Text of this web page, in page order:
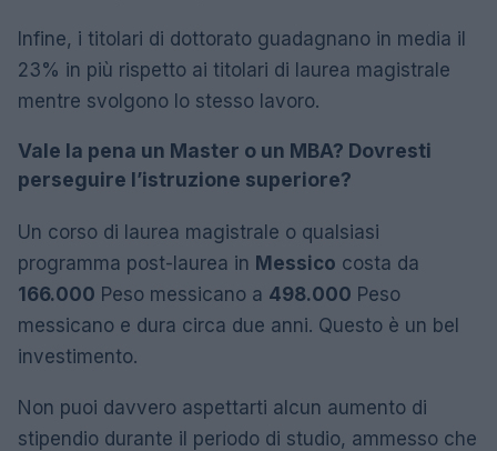
Infine, i titolari di dottorato guadagnano in media il
23% in più rispetto ai titolari di laurea magistrale
mentre svolgono lo stesso lavoro.
Vale la pena un Master o un MBA? Dovresti
perseguire l’istruzione superiore?
Un corso di laurea magistrale o qualsiasi
programma post-laurea in Messico costa da
166.000 Peso messicano a 498.000 Peso
messicano e dura circa due anni. Questo è un bel
investimento.
Non puoi davvero aspettarti alcun aumento di
stipendio durante il periodo di studio, ammesso che